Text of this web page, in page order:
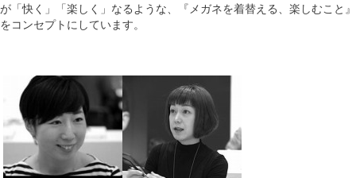
が「快く」「楽しく」なるような、『メガネを着替える、楽しむこと』
をコンセプトにしています。